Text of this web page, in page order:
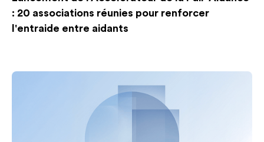
: 20 associations réunies pour renforcer
l'entraide entre aidants